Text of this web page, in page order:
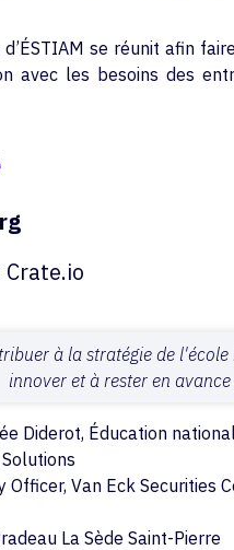
se réunit afin
avec les besoins des
Crate.io
à la stratégie de
innover et à rester en
Diderot, Éducation
Van Eck Securities
La Sède Saint-Pierre